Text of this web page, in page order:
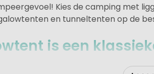
Kies de camping met
en tunneltenten op de
is een
deze tent omdat ze er vroeger al in